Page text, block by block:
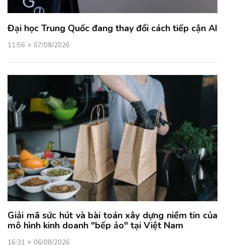
Đại học Trung Quốc đang thay đổi cách tiếp cận AI
11:56 07/08/2026
Giải mã sức hút và bài toán xây dựng niềm tin của
mô hình kinh doanh "bếp ảo" tại Việt Nam
16:31 06/08/2026